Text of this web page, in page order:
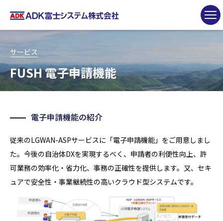
サービス
FUSH 電子申請機能
電子申請機能の紹介
従来のLGWAN-ASPサービスに「電子申請機能」をご用意しまし
た。今後の自治体DXを実現するべく、申請者の利便性向上、許
可業務の効率化・省力化、事務の正確性を提供します。又、セキ
ュアで安全性・事業継続性の高いクラウド型システムです。